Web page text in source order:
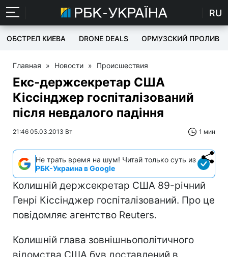
RU
ОБСТРЕЛ КИЕВА DRONE DEALS ОРМУЗСКИЙ ПРОЛИВ
Главная » Новости » Происшествия
Екс-держсекретар США
Кіссінджер госпіталізований
після невдалого падіння
21:46 05.03.2013 Вт 1 мин
Не трать время на шум! Читай только суть из
РБК-Украина в Google
Колишній держсекретар США 89-річний
Генрі Кіссінджер госпіталізований. Про це
повідомляє агентство Reuters.
Колишній глава зовнішньополітичного